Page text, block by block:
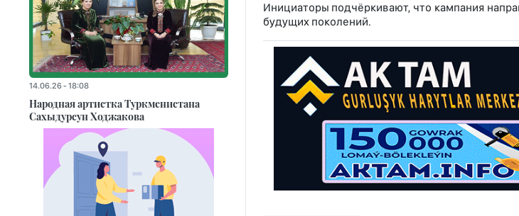
Инициаторы подчёркивают, что кампания
будущих поколений.
14.06.26 - 18:08
Народная артистка Туркменистана
Сахыдурсун Ходжакова